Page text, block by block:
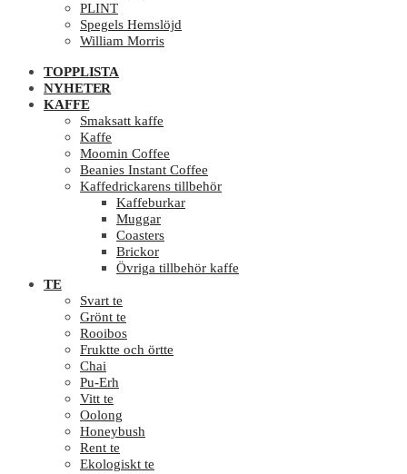
PLINT
Spegels Hemslöjd
William Morris
TOPPLISTA
NYHETER
KAFFE
Smaksatt kaffe
Kaffe
Moomin Coffee
Beanies Instant Coffee
Kaffedrickarens tillbehör
Kaffeburkar
Muggar
Coasters
Brickor
Övriga tillbehör kaffe
TE
Svart te
Grönt te
Rooibos
Fruktte och örtte
Chai
Pu-Erh
Vitt te
Oolong
Honeybush
Rent te
Ekologiskt te